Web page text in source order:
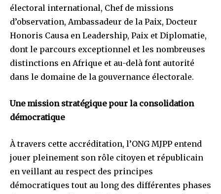
électoral international, Chef de missions
d’observation, Ambassadeur de la Paix, Docteur
Honoris Causa en Leadership, Paix et Diplomatie,
dont le parcours exceptionnel et les nombreuses
distinctions en Afrique et au-delà font autorité
dans le domaine de la gouvernance électorale.
Une mission stratégique pour la consolidation
démocratique
À travers cette accréditation, l’ONG MJPP entend
jouer pleinement son rôle citoyen et républicain
en veillant au respect des principes
démocratiques tout au long des différentes phases